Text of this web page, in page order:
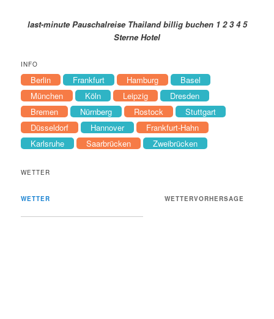
last-minute Pauschalreise Thailand billig buchen 1 2 3 4 5
Sterne Hotel
INFO
Berlin Frankfurt Hamburg
Basel
München
Köln Leipzig
Dresden
Bremen
Nürnberg Rostock
Stuttgart
Düsseldorf
Hannover
Frankfurt-Hahn
Karlsruhe
Saarbrücken Zweibrücken
WETTER
WETTER WETTERVORHERSAGE